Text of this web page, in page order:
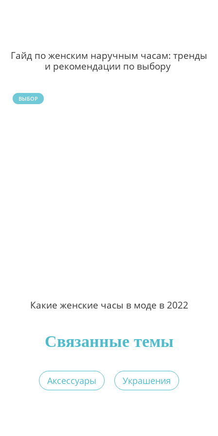
Гайд по женским наручным часам: тренды
и рекомендации по выбору
ВЫБОР
Какие женские часы в моде в 2022
Связанные темы
Аксессуары Украшения